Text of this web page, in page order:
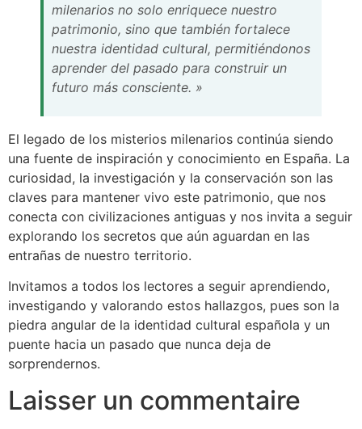
milenarios no solo enriquece nuestro
patrimonio, sino que también fortalece
nuestra identidad cultural, permitiéndonos
aprender del pasado para construir un
futuro más consciente. »
El legado de los misterios milenarios continúa siendo
una fuente de inspiración y conocimiento en España. La
curiosidad, la investigación y la conservación son las
claves para mantener vivo este patrimonio, que nos
conecta con civilizaciones antiguas y nos invita a seguir
explorando los secretos que aún aguardan en las
entrañas de nuestro territorio.
Invitamos a todos los lectores a seguir aprendiendo,
investigando y valorando estos hallazgos, pues son la
piedra angular de la identidad cultural española y un
puente hacia un pasado que nunca deja de
sorprendernos.
Laisser un commentaire